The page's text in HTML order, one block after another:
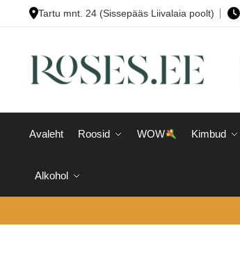
Tartu mnt. 24 (Sissepääs Liivalaia poolt)
Avaleht Roosid WOW Kimbud
Alkohol